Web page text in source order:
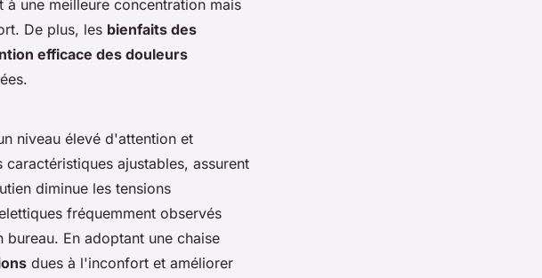
une meilleure concentration mais
De plus, les bienfaits des
efficace des douleurs
niveau élevé d'attention et
caractéristiques ajustables, assurent
diminue les tensions
fréquemment observés
En adoptant une chaise
dues à l'inconfort et améliorer